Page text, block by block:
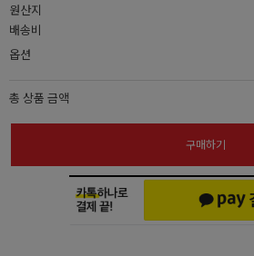
원산지
배송비
옵션
총 상품 금액
구매하기